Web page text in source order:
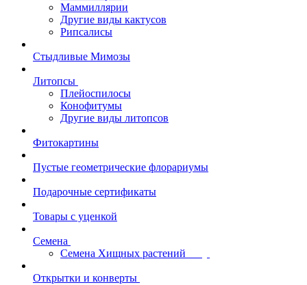
Маммиллярии
Другие виды кактусов
Рипсалисы
Стыдливые Мимозы
Литопсы
Плейоспилосы
Конофитумы
Другие виды литопсов
Фитокартины
Пустые геометрические флорариумы
Подарочные сертификаты
Товары с уценкой
Семена
Семена Хищных растений
Открытки и конверты